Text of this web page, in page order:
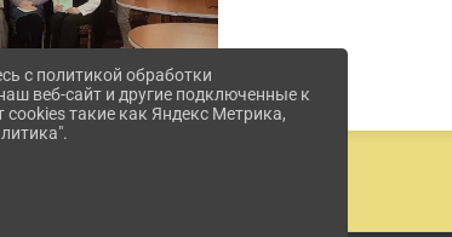
с политикой обработки
веб-сайт и другие подключенные к
cookies такие как Яндекс Метрика,